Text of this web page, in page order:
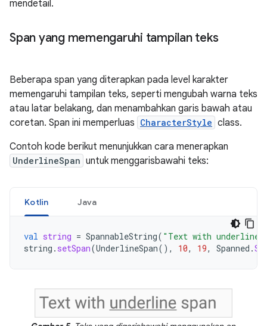
mendetail.
Span yang memengaruhi tampilan teks
Beberapa span yang diterapkan pada level karakter
memengaruhi tampilan teks, seperti mengubah warna teks
atau latar belakang, dan menambahkan garis bawah atau
coretan. Span ini memperluas CharacterStyle class.
Contoh kode berikut menunjukkan cara menerapkan
UnderlineSpan untuk menggarisbawahi teks:
Kotlin Java
val string = SpannableString( "Text with underline
string . setSpan(UnderlineSpan(), 10, 19, Spanned .